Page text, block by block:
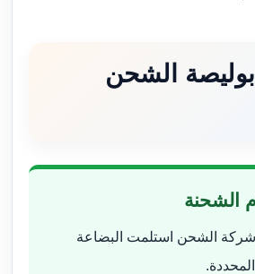
بوليصة الشحن
الشحنة
شركة الشحن استلمت البضاعة